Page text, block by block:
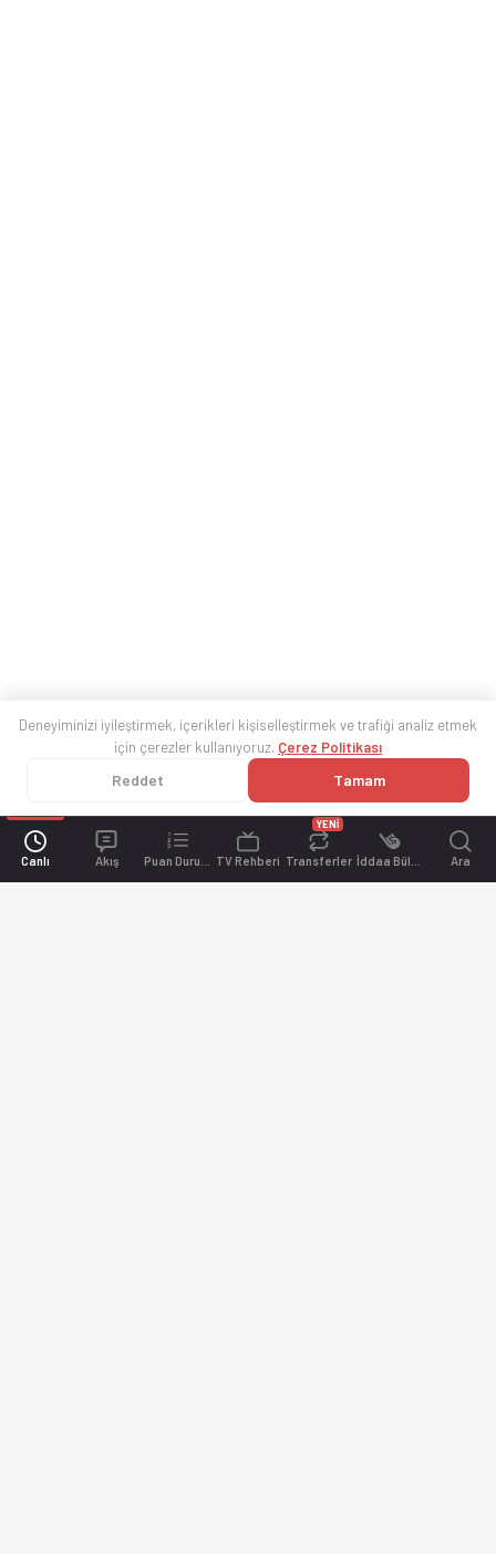
Canlı Akış TV Rehberi Transferler
YENİ
Ara
Deneyiminizi iyileştirmek, içerikleri kişiselleştirmek ve trafiği analiz etmek
için çerezler kullanıyoruz. Çerez Politikası
Reddet Tamam